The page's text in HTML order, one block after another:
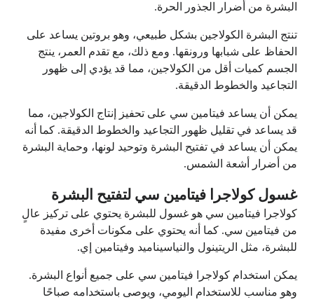
البشرة من أضرار الجذور الحرة.
تنتج البشرة الكولاجين بشكل طبيعي، وهو بروتين يساعد على
الحفاظ على شبابها ورونقها. ومع ذلك، مع تقدم العمر، ينتج
الجسم كميات أقل من الكولاجين، مما قد يؤدي إلى ظهور
التجاعيد والخطوط الدقيقة.
يمكن أن يساعد فيتامين سي على تحفيز إنتاج الكولاجين، مما
قد يساعد في تقليل ظهور التجاعيد والخطوط الدقيقة. كما أنه
يمكن أن يساعد في تفتيح البشرة وتوحيد لونها، وحماية البشرة
من أضرار أشعة الشمس.
غسول كولاجرا فيتامين سي لتفتيح البشرة
كولاجرا فيتامين سي هو غسول للبشرة يحتوي على تركيز عالٍ
من فيتامين سي. كما أنه يحتوي على مكونات أخرى مفيدة
للبشرة، مثل الريتينول والنياسيناميد وفيتامين إي.
يمكن استخدام كولاجرا فيتامين سي على جميع أنواع البشرة.
وهو مناسب للاستخدام اليومي، ويوصى باستخدامه صباحًا